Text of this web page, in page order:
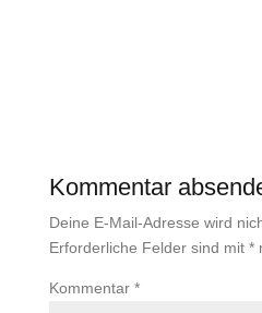
Kommentar
Deine E-Mail-Adresse wird
Erforderliche Felder sind mit *
Kommentar *